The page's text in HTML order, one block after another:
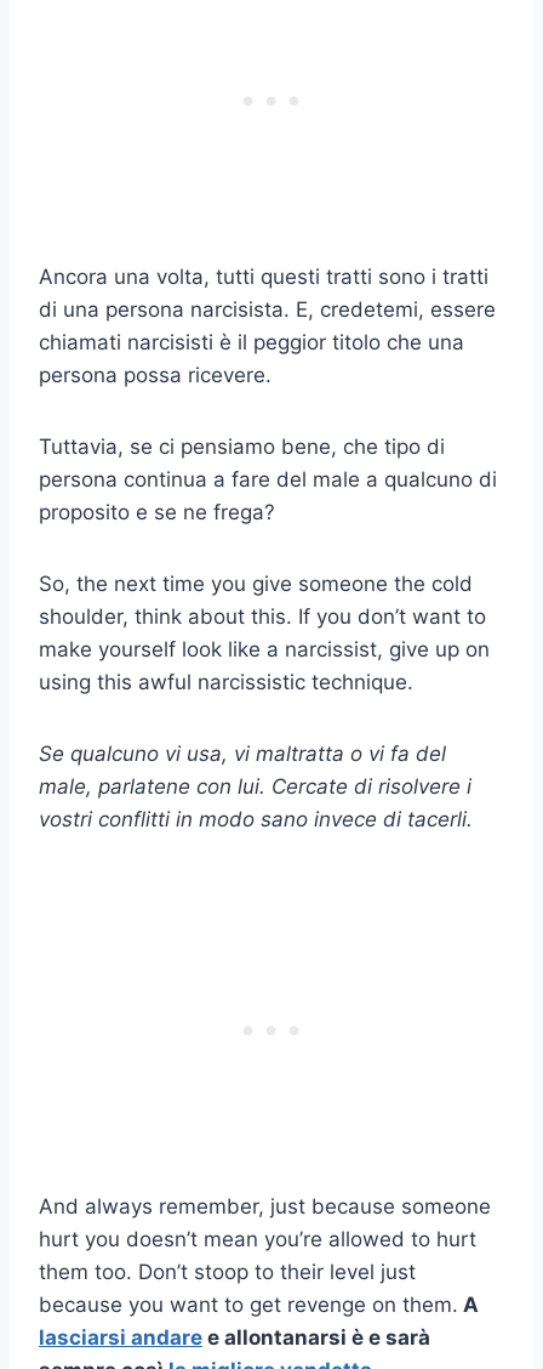
Ancora una volta, tutti questi tratti sono i tratti
di una persona narcisista. E, credetemi, essere
chiamati narcisisti è il peggior titolo che una
persona possa ricevere.
Tuttavia, se ci pensiamo bene, che tipo di
persona continua a fare del male a qualcuno di
proposito e se ne frega?
So, the next time you give someone the cold
shoulder, think about this. If you don’t want to
make yourself look like a narcissist, give up on
using this awful narcissistic technique.
Se qualcuno vi usa, vi maltratta o vi fa del
male, parlatene con lui. Cercate di risolvere i
vostri conflitti in modo sano invece di tacerli.
And always remember, just because someone
hurt you doesn’t mean you’re allowed to hurt
them too. Don’t stoop to their level just
because you want to get revenge on them. A
lasciarsi andare e allontanarsi è e sarà